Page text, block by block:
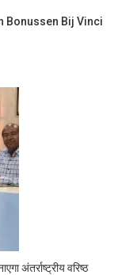
Bonussen Bij Vinci
अंतर्राष्ट्रीय वरिष्ठ